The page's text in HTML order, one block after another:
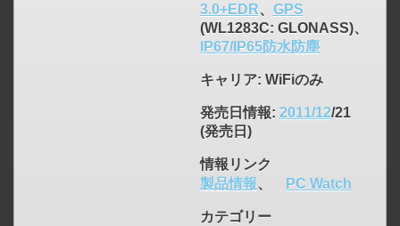
3.0+EDR、 GPS
(WL1283C: GLONASS)、
IP67/IP65防水防塵
キャリア: WiFiのみ
発売日情報: 2011/12/21
(発売日)
情報リンク
製品情報、 PC Watch
カテゴリー